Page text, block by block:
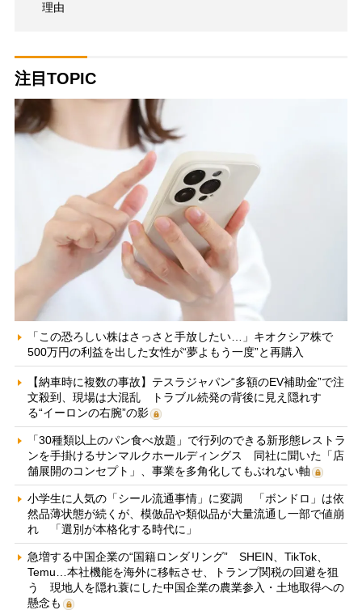
理由
注目TOPIC
「この恐ろしい株はさっさと手放したい…」キオクシア株で
500万円の利益を出した女性が“夢よもう一度”と再購入
【納車時に複数の事故】テスラジャパン“多額のEV補助金”で注
文殺到、現場は大混乱 トラブル続発の背後に見え隠れす
る“イーロンの右腕”の影
「30種類以上のパン食べ放題」で行列のできる新形態レストラ
ンを手掛けるサンマルクホールディングス 同社に聞いた「店
舗展開のコンセプト」、事業を多角化してもぶれない軸
小学生に人気の「シール流通事情」に変調 「ボンドロ」は依
然品薄状態が続くが、模倣品や類似品が大量流通し一部で値崩
れ 「選別が本格化する時代に」
急増する中国企業の“国籍ロンダリング” SHEIN、TikTok、
Temu…本社機能を海外に移転させ、トランプ関税の回避を狙
う 現地人を隠れ蓑にした中国企業の農業参入・土地取得への
懸念も